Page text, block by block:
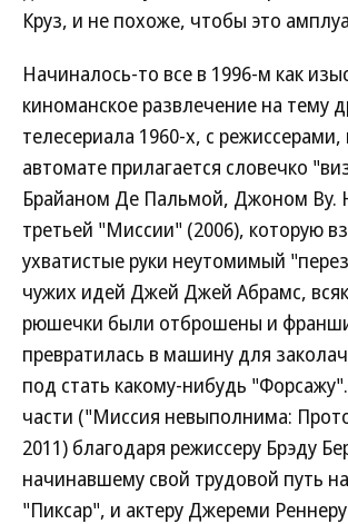
Круз, и не похоже, чтобы это
Начиналось-то все в 1996-м как
киноманское развлечение на тему
телесериала 1960-х, с
автомате прилагается словечко
Брайаном Де Пальмой, Джоном Ву.
третьей "Миссии" (2006), которую
ухватистые руки неутомимый
чужих идей Джей Джей Абрамс,
рюшечки были отброшены и
превратилась в машину для
под стать какому-нибудь
части ("Миссия невыполнима:
2011) благодаря режиссеру Брэду
начинавшему свой трудовой путь
"Пиксар", и актеру Джереми